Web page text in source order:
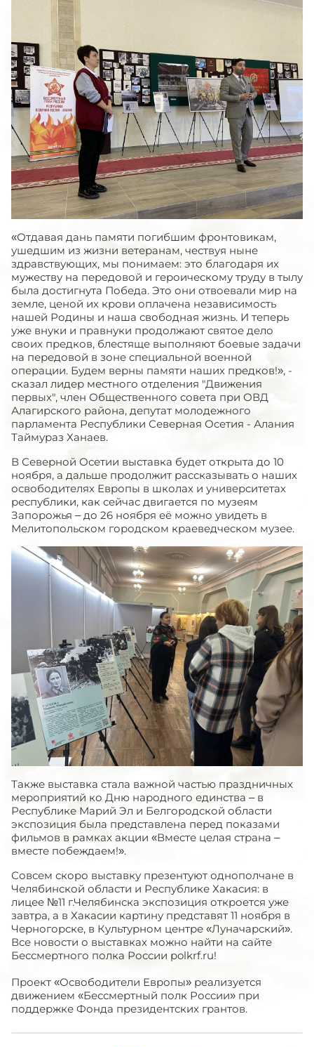
«Отдавая дань памяти погибшим фронтовикам,
ушедшим из жизни ветеранам, чествуя ныне
здравствующих, мы понимаем: это благодаря их
мужеству на передовой и героическому труду в тылу
была достигнута Победа. Это они отвоевали мир на
земле, ценой их крови оплачена независимость
нашей Родины и наша свободная жизнь. И теперь
уже внуки и правнуки продолжают святое дело
своих предков, блестяще выполняют боевые задачи
на передовой в зоне специальной военной
операции. Будем верны памяти наших предков!», -
сказал лидер местного отделения "Движения
первых", член Общественного совета при ОВД
Алагирского района, депутат молодежного
парламента Республики Северная Осетия - Алания
Таймураз Ханаев.
В Северной Осетии выставка будет открыта до 10
ноября, а дальше продолжит рассказывать о наших
освободителях Европы в школах и университетах
республики, как сейчас двигается по музеям
Запорожья – до 26 ноября её можно увидеть в
Мелитопольском городском краеведческом музее.
Также выставка стала важной частью праздничных
мероприятий ко Дню народного единства – в
Республике Марий Эл и Белгородской области
экспозиция была представлена перед показами
фильмов в рамках акции «Вместе целая страна –
вместе побеждаем!».
Совсем скоро выставку презентуют однополчане в
Челябинской области и Республике Хакасия: в
лицее №11 г.Челябинска экспозиция откроется уже
завтра, а в Хакасии картину представят 11 ноября в
Черногорске, в Культурном центре «Луначарский».
Все новости о выставках можно найти на сайте
Бессмертного полка России polkrf.ru!
Проект «Освободители Европы» реализуется
движением «Бессмертный полк России» при
поддержке Фонда президентских грантов.